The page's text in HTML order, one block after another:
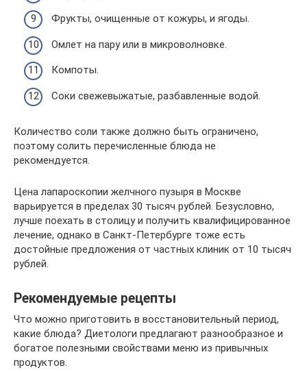
Фрукты, очищенные от кожуры, и ягоды.
Омлет на пару или в микроволновке.
Компоты.
Соки свежевыжатые, разбавленные водой.
Количество соли также должно быть ограничено,
поэтому солить перечисленные блюда не
рекомендуется.
Цена лапароскопии желчного пузыря в Москве
варьируется в пределах 30 тысяч рублей. Безусловно,
лучше поехать в столицу и получить квалифицированное
лечение, однако в Санкт-Петербурге тоже есть
достойные предложения от частных клиник от 10 тысяч
рублей.
Рекомендуемые рецепты
Что можно приготовить в восстановительный период,
какие блюда? Диетологи предлагают разнообразное и
богатое полезными свойствами меню из привычных
продуктов.